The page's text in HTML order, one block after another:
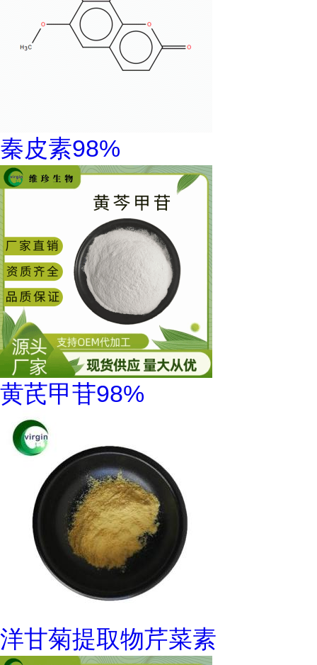
秦皮素98%
黄芪甲苷98%
洋甘菊提取物芹菜素